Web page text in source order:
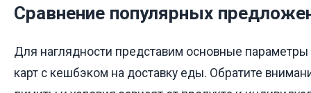
Сравнение популярных
Для наглядности представим основные
карт с кешбэком на доставку еды. Обратите